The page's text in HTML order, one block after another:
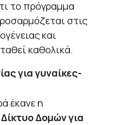
το πρόγραμμα
στις
και
καθολικά.
για γυναίκες-
έκανε η
Δίκτυο Δομών για